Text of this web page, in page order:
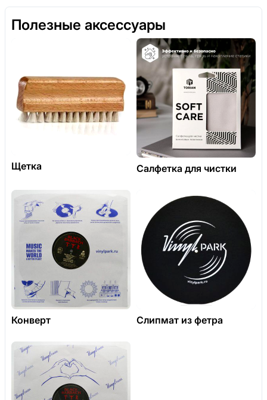
Полезные аксессуары
Щетка Салфетка для чистки
Конверт Слипмат из фетра